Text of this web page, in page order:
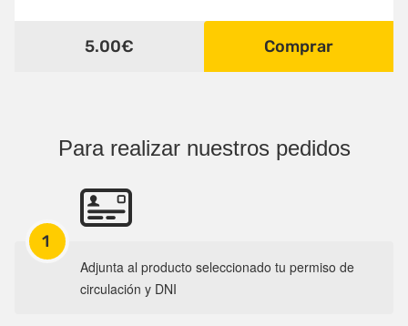
5.00€ Comprar
Para realizar nuestros pedidos
1
Adjunta al producto seleccionado tu permiso de
circulación y DNI